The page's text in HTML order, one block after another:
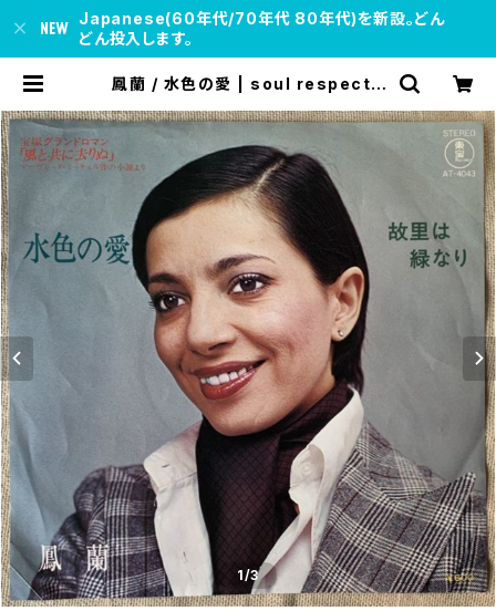
Japanese(60年代/70年代 80年代)を新設。どん
どん投入します。
鳳蘭 / 水色の愛 | soul respect r
1/3